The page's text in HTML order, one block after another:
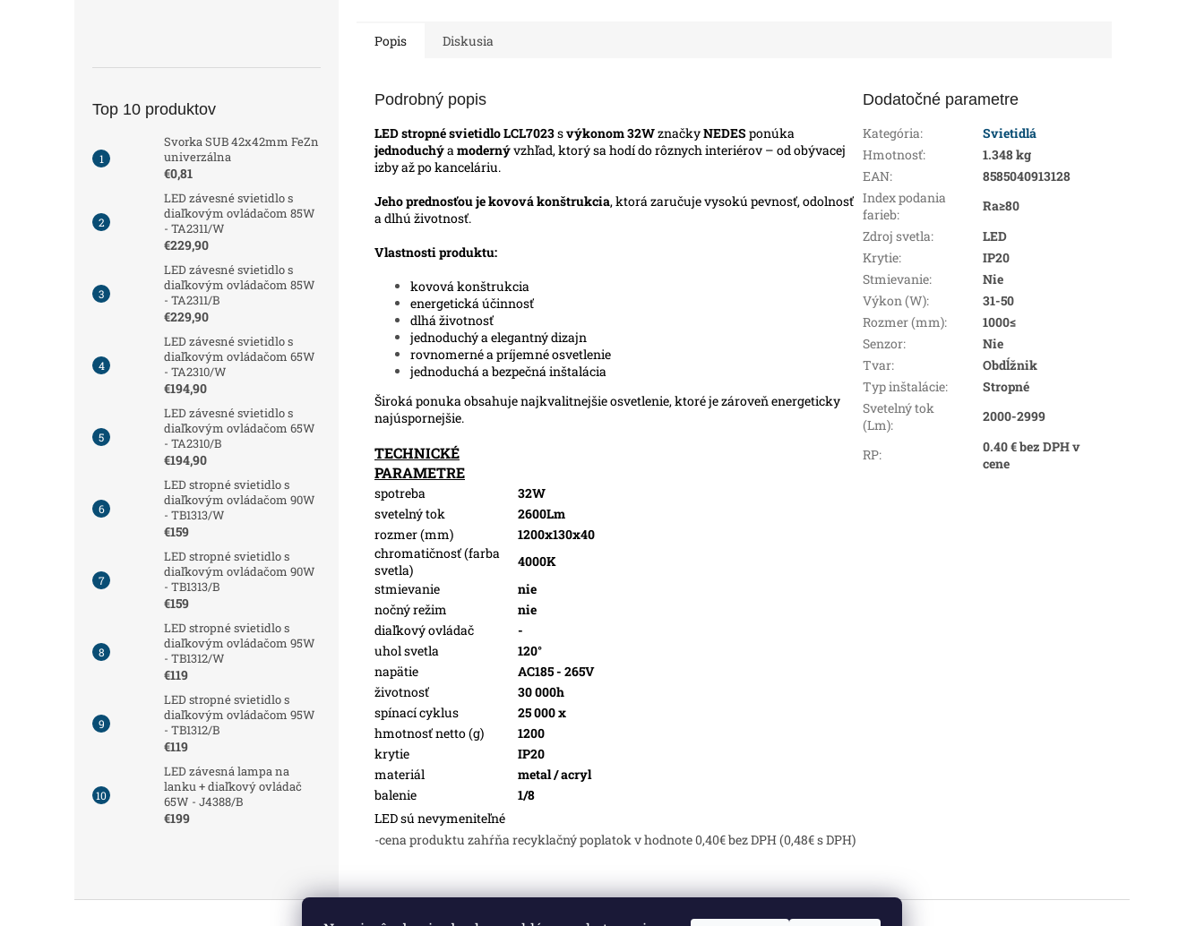
Top 10 produktov
Svorka SUB 42x42mm FeZn
univerzálna
€0,81
LED závesné svietidlo s
diaľkovým ovládačom 85W
- TA2311/W
€229,90
LED závesné svietidlo s
diaľkovým ovládačom 85W
- TA2311/B
€229,90
LED závesné svietidlo s
diaľkovým ovládačom 65W
- TA2310/W
€194,90
LED závesné svietidlo s
diaľkovým ovládačom 65W
- TA2310/B
€194,90
LED stropné svietidlo s
diaľkovým ovládačom 90W
- TB1313/W
€159
LED stropné svietidlo s
diaľkovým ovládačom 90W
- TB1313/B
€159
LED stropné svietidlo s
diaľkovým ovládačom 95W
- TB1312/W
€119
LED stropné svietidlo s
diaľkovým ovládačom 95W
- TB1312/B
€119
LED závesná lampa na
lanku + diaľkový ovládač
65W - J4388/B
€199
Popis Diskusia
Podrobný popis
LED stropné svietidlo LCL7023svýkonom 32WznačkyNEDES ponúka
jednoduchýa modernývzhľad, ktorý sa hodí do rôznych interiérov – od obývacej
izby až po kanceláriu.
Jeho prednosťou je kovová konštrukcia, ktorá zaručuje vysokú pevnosť, odolnosť
a dlhú životnosť.
Vlastnosti produktu:
kovová konštrukcia
energetická účinnosť
dlhá životnosť
jednoduchý a elegantný dizajn
rovnomerné a príjemné osvetlenie
jednoduchá a bezpečná inštalácia
Široká ponuka obsahuje najkvalitnejšie osvetlenie, ktoré je zároveň energeticky
najúspornejšie.
TECHNICKÉ
PARAMETRE
spotreba
32W
svetelný tok
2600Lm
rozmer (mm)
1200x130x40
chromatičnosť (farba
svetla)
4000K
stmievanie
nie
nočný režim
nie
diaľkový ovládač
-
uhol svetla
120°
napätie
AC185 - 265V
životnosť
30 000h
spínací cyklus
25 000 x
hmotnosť netto (g)
1200
krytie
IP20
materiál
metal / acryl
balenie
1/8
LED sú nevymeniteľné
-cena produktu zahŕňa recyklačný poplatok v hodnote 0,40€ bez DPH (0,48€ s DPH)
Dodatočné parametre
Kategória:
Svietidlá
Hmotnosť:
1.348 kg
EAN:
8585040913128
Index podania
farieb:
Ra≥80
Zdroj svetla:
LED
Krytie:
IP20
Stmievanie:
Nie
Výkon (W):
31-50
Rozmer (mm):
1000≤
Senzor:
Nie
Tvar:
Obdĺžnik
Typ inštalácie:
Stropné
Svetelný tok
(Lm):
2000-2999
RP:
0.40 € bez DPH v
cene